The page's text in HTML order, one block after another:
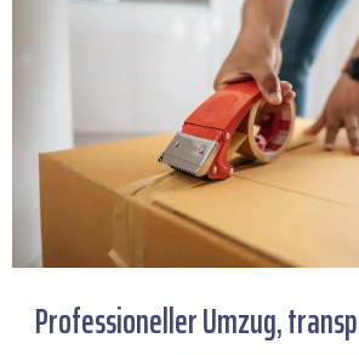
Professioneller Umzug,